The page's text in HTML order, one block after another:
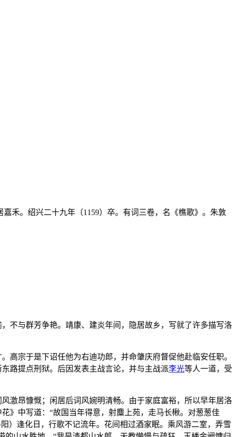
禾。绍兴二十九年（1159）卒。有词三卷，名《樵歌》。朱敦
不与群芳争艳。靖康、建炎年间，隐居故乡，写就了许多描写洛
高宗于是下诏任他为右迪功郎，并命肇庆府督促他赴临安任职。
路提点刑狱。后因发表主战言论，并与主战派李光等人一道，受
激昂慷慨；闲居后词风婉明清畅。由于家庭富裕，所以早年居洛
》中写道：“故国当年得意，射麋上苑，走马长楸。对葱葱佳
）逢化日，行歌不记流年。花间相过酒家眠。乘风游二室，弄雪